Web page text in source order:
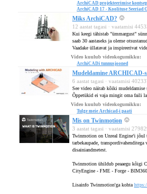
ArchiCAD projekteerimise
ArchiCAD 17 - Koolituse Seeriad
Miks ArchiCAD?
12 aastat tagasi · vaatamisi
Kui keegi tähistab "ümmargust"
saab 30 aastaseks ja oleme
Vaadake üllatavat ja inspireerivat
Video kuulub videokogumikku:
ArchiCADi tunnusjooned
Mudeldamine ARCHICAD-
6 aastat tagasi · vaatamisi
See video näitab kõiki
Õppetükid ei vaja mingit oma faili
Video kuulub videokogumikku:
Tulge meie Archicad-i paati
Mis on Twinmotion
3 aastat tagasi · vaatamisi
Twinmotion on Unreal Engine'i jõul
tarbekaupade,
disainiandmetest.
Twinmotion ühildub peaaegu kõigi
CityEngine - FME - Forge -
Lisainfo Twinmotion'ga kohta